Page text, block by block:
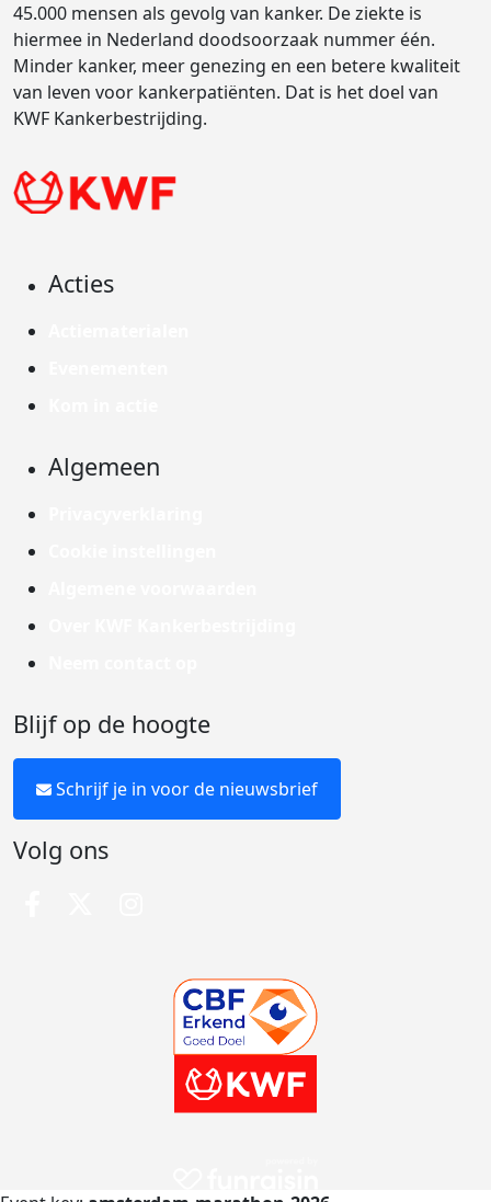
45.000 mensen als gevolg van kanker. De ziekte is
hiermee in Nederland doodsoorzaak nummer één.
Minder kanker, meer genezing en een betere kwaliteit
van leven voor kankerpatiënten. Dat is het doel van
KWF Kankerbestrijding.
Acties
Algemeen
Blijf op de hoogte
Schrijf je in voor de nieuwsbrief
Volg ons